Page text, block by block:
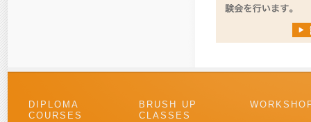
DIPLOMA
COURSES
BRUSH UP
CLASSES